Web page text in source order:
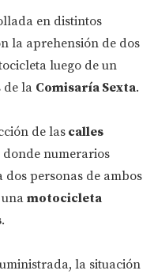
en distintos
la aprehensión de dos
luego de un
de la Comisaría Sexta.
de las calles
donde numerarios
personas de ambos
motocicleta
.
la situación